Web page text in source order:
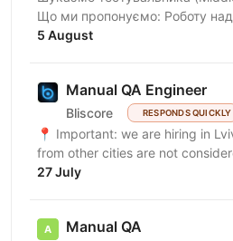
Що ми пропонуємо: Роботу над українським SaaS-
продуктом, яким
5 August
Manual QA Engineer
Bliscore RESPONDS QUICKLY
📍 Important: we are hiring in
from other cities are not considered.
Perform manual testing of web...
27 July
Manual QA